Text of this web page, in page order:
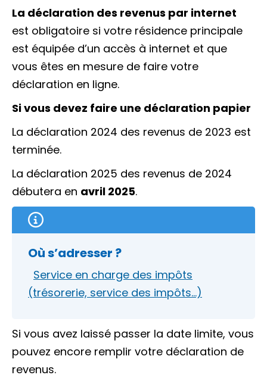
La déclaration des revenus par internet
est obligatoire si votre résidence principale
est équipée d’un accès à internet et que
vous êtes en mesure de faire votre
déclaration en ligne.
Si vous devez faire une déclaration papier
La déclaration 2024 des revenus de 2023 est
terminée.
La déclaration 2025 des revenus de 2024
débutera en avril 2025.
Où s’adresser ?
Service en charge des impôts
(trésorerie, service des impôts…)
Si vous avez laissé passer la date limite, vous
pouvez encore remplir votre déclaration de
revenus.